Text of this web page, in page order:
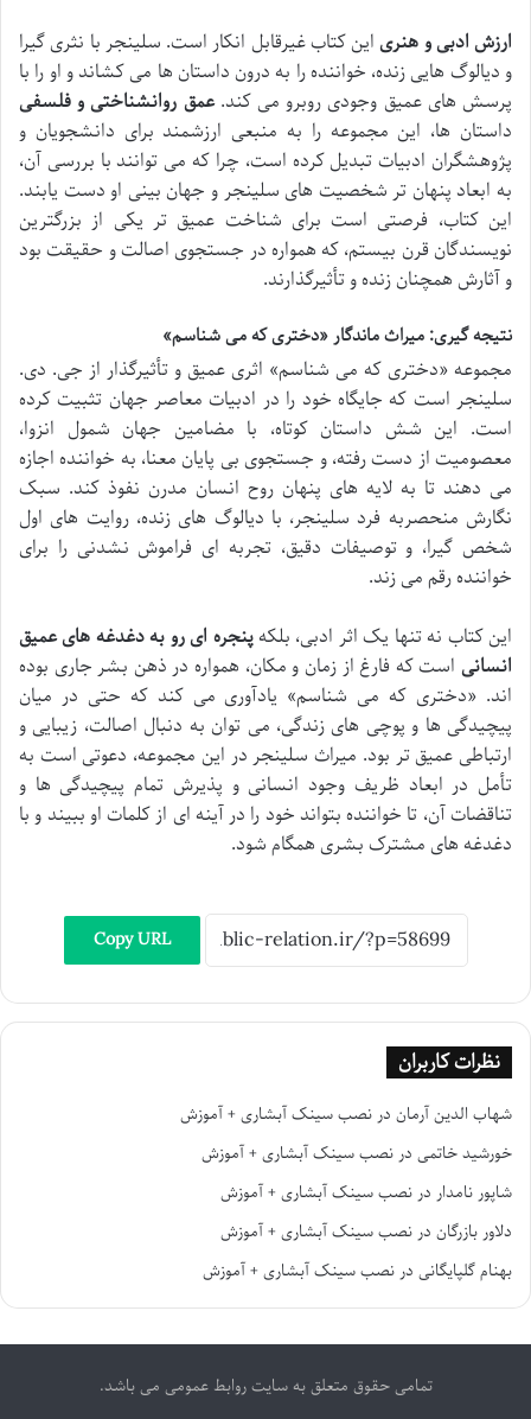
ارزش ادبی و هنریاین کتاب غیرقابل انکار است. سلینجر با نثری گیرا
و دیالوگ هایی زنده، خواننده را به درون داستان ها می کشاند و او را با
پرسش های عمیق وجودی روبرو می کند.عمق روانشناختی و فلسفی
داستان ها، این مجموعه را به منبعی ارزشمند برای دانشجویان و
پژوهشگران ادبیات تبدیل کرده است، چرا که می توانند با بررسی آن،
به ابعاد پنهان تر شخصیت های سلینجر و جهان بینی او دست یابند.
این کتاب، فرصتی است برای شناخت عمیق تر یکی از بزرگترین
نویسندگان قرن بیستم، که همواره در جستجوی اصالت و حقیقت بود
و آثارش همچنان زنده و تأثیرگذارند.
نتیجه گیری: میراث ماندگار «دختری که می شناسم»
مجموعه «دختری که می شناسم» اثری عمیق و تأثیرگذار از جی. دی.
سلینجر است که جایگاه خود را در ادبیات معاصر جهان تثبیت کرده
است. این شش داستان کوتاه، با مضامین جهان شمول انزوا،
معصومیت از دست رفته، و جستجوی بی پایان معنا، به خواننده اجازه
می دهند تا به لایه های پنهان روح انسان مدرن نفوذ کند. سبک
نگارش منحصربه فرد سلینجر، با دیالوگ های زنده، روایت های اول
شخص گیرا، و توصیفات دقیق، تجربه ای فراموش نشدنی را برای
خواننده رقم می زند.
این کتاب نه تنها یک اثر ادبی، بلکهپنجره ای رو به دغدغه های عمیق
انسانی است که فارغ از زمان و مکان، همواره در ذهن بشر جاری بوده
اند. «دختری که می شناسم» یادآوری می کند که حتی در میان
پیچیدگی ها و پوچی های زندگی، می توان به دنبال اصالت، زیبایی و
ارتباطی عمیق تر بود. میراث سلینجر در این مجموعه، دعوتی است به
تأمل در ابعاد ظریف وجود انسانی و پذیرش تمام پیچیدگی ها و
تناقضات آن، تا خواننده بتواند خود را در آینه ای از کلمات او ببیند و با
دغدغه های مشترک بشری همگام شود.
Copy URL
نظرات کاربران
شهاب الدین آرمان در نصب سینک آبشاری + آموزش
خورشید خاتمی در نصب سینک آبشاری + آموزش
شاپور نامدار در نصب سینک آبشاری + آموزش
دلاور بازرگان در نصب سینک آبشاری + آموزش
بهنام گلپایگانی در نصب سینک آبشاری + آموزش
تمامی حقوق متعلق به سایت روابط عمومی می باشد.